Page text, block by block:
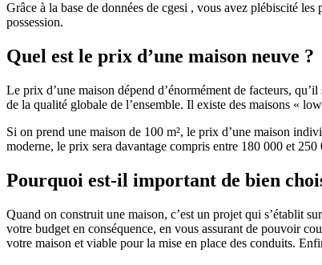
Grâce à la base de données de cgesi , vous avez plébiscité
possession.
Quel est le prix d’une maison neuve ?
Le prix d’une maison dépend d’énormément de facteurs,
de la qualité globale de l’ensemble. Il existe des maisons «
Si on prend une maison de 100 m², le prix d’une maison
moderne, le prix sera davantage compris entre 180 000 et 250
Pourquoi est-il important de bien
Quand on construit une maison, c’est un projet qui s’établit
votre budget en conséquence, en vous assurant de pouvoir
votre maison et viable pour la mise en place des conduits.